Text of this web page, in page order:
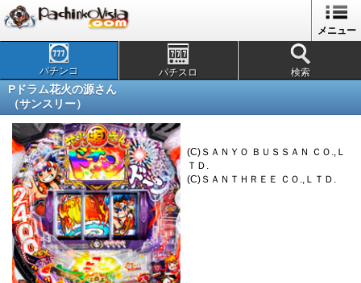
メニュー
パチンコ パチスロ 検索
Pドラム花火の源さん
（サンスリー）
(C)ＳＡＮＹＯ ＢＵＳＳＡＮ ＣＯ.,Ｌ
ＴＤ.
(C)ＳＡＮＴＨＲＥＥ ＣＯ.,ＬＴＤ.